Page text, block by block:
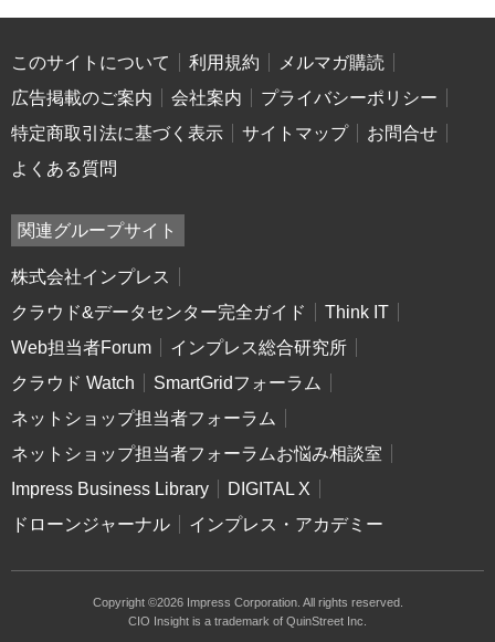
このサイトについて 利用規約
メルマガ購読
広告掲載のご案内
会社案内
プライバシーポリシー
特定商取引法に基づく表示
サイトマップ
お問合せ
よくある質問
関連グループサイト
株式会社インプレス
クラウド&データセンター完全ガイド
Think IT
Web担当者Forum
インプレス総合研究所
クラウド Watch
SmartGridフォーラム
ネットショップ担当者フォーラム
ネットショップ担当者フォーラムお悩み相談室
Impress Business Library
DIGITAL X
ドローンジャーナル
インプレス・アカデミー
Copyright ©2026 Impress Corporation. All rights reserved.
CIO Insight is a trademark of QuinStreet Inc.